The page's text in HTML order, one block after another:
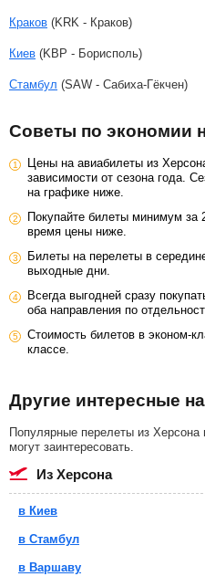
Краков (KRK - Краков)
Киев (KBP - Борисполь)
Стамбул (SAW - Сабиха-Гёкчен)
Советы по экономии
Цены на авиабилеты из
зависимости от сезона года.
на графике ниже.
Покупайте билеты минимум за
время цены ниже.
Билеты на перелеты в
выходные дни.
Всегда выгодней сразу
оба направления по
Стоимость билетов в эконом-
классе.
Другие интересные
Популярные перелеты из Херсона
могут заинтересовать.
из Херсона
в Киев
в Стамбул
в Варшаву